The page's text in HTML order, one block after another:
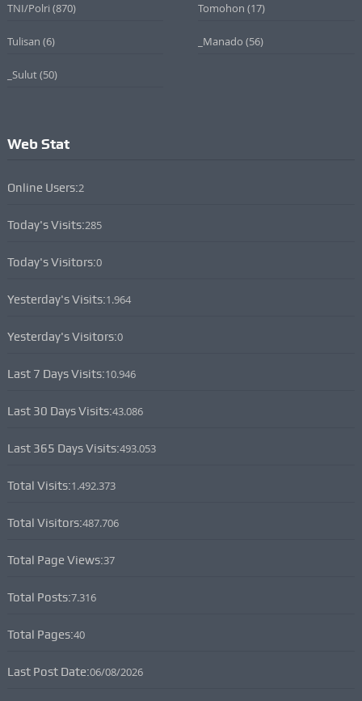
TNI/Polri (870) Tomohon (17)
Tulisan (6) _Manado (56)
_Sulut(50)
Web Stat
Online Users:2
Today's Visits:285
Today's Visitors:0
Yesterday's Visits:1.964
Yesterday's Visitors:0
Last 7 Days Visits:10.946
Last 30 Days Visits:43.086
Last 365 Days Visits:493.053
Total Visits:1.492.373
Total Visitors:487.706
Total Page Views:37
Total Posts:7.316
Total Pages:40
Last Post Date:06/08/2026